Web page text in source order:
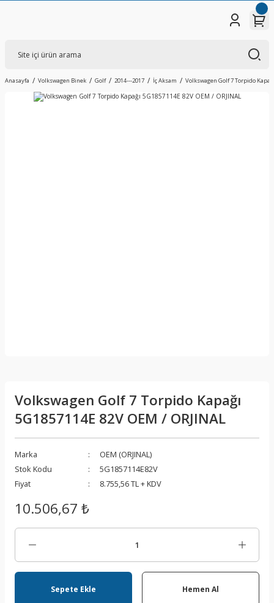
Anasayfa Volkswagen Binek Golf 2014---2017 İç Aksam Volkswagen Golf 7 Torpido
Volkswagen Golf 7 Torpido Kapağı
5G1857114E 82V OEM / ORJINAL
Marka
OEM (ORJINAL)
Stok Kodu
5G1857114E82V
Fiyat
8.755,56 TL + KDV
10.506,67 ₺
Sepete Ekle Hemen Al